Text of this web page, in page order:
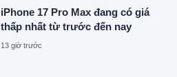
iPhone 17 Pro Max đang có giá
thấp nhất từ trước đến nay
13 giờ trước